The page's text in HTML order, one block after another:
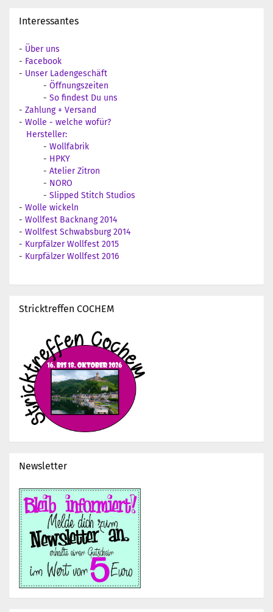
Interessantes
- Über uns
- Facebook
- Unser Ladengeschäft
- Öffnungszeiten
- So findest Du uns
- Zahlung + Versand
- Wolle - welche wofür?
Hersteller:
- Wollfabrik
- HPKY
- Atelier Zitron
- NORO
- Slipped Stitch Studios
- Wolle wickeln
- Wollfest Backnang 2014
- Wollfest Schwabsburg 2014
- Kurpfälzer Wollfest 2015
- Kurpfälzer Wollfest 2016
Stricktreffen COCHEM
Newsletter